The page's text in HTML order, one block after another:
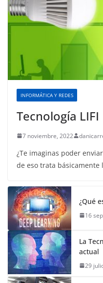
INFORMÁTICA Y REDES
Tecnología LIFI
7 noviembre, 2022
¿Te imaginas poder
de eso trata básicamente
¿Qué
16
La
actual
29